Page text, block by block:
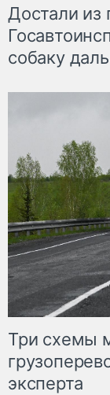
Достали из
собаку
Три схемы
эксперта